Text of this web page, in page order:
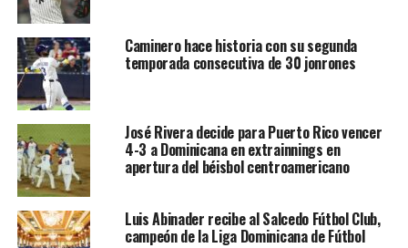
Caminero hace historia con su segunda
temporada consecutiva de 30 jonrones
José Rivera decide para Puerto Rico vencer
4-3 a Dominicana en extrainnings en
apertura del béisbol centroamericano
Luis Abinader recibe al Salcedo Fútbol Club,
campeón de la Liga Dominicana de Fútbol